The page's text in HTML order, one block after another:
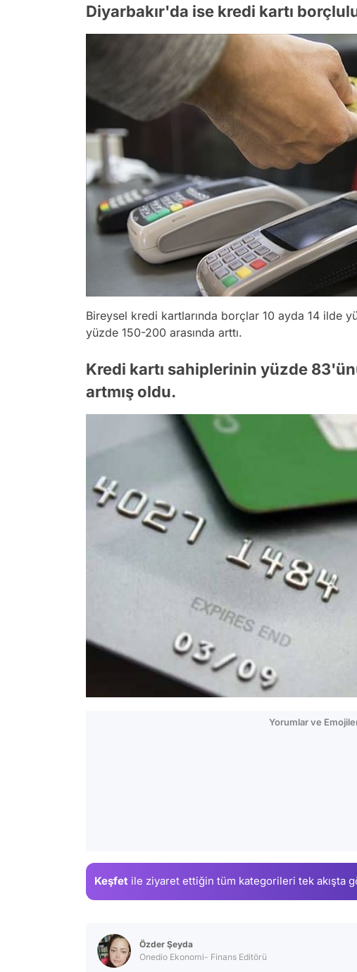
Diyarbakır'da ise kredi kartı
Bireysel kredi kartlarında borçlar 10 ayda 14 ilde
yüzde 150-200 arasında arttı.
Kredi kartı sahiplerinin yüzde
artmış oldu.
Yorumlar ve
Keşfet ile ziyaret ettiğin tüm kategorileri tek akışta
Özder Şeyda
Onedio Ekonomi- Finans Editörü